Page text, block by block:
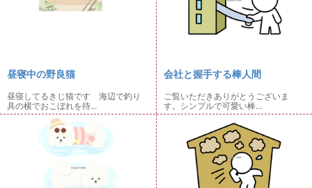
昼寝中の野良猫
昼寝してるきじ猫です 海辺で釣り
具の横でおこぼれを待...
会社と握手する棒人間
ご覧いただきありがとうございま
す。シンプルで可愛い棒...